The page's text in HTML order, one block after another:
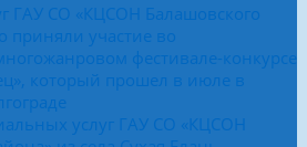
ГАУ СО «КЦСОН Балашовского
приняли участие во
фестивале-конкурсе
который прошел в июле в
услуг ГАУ СО «КЦСОН